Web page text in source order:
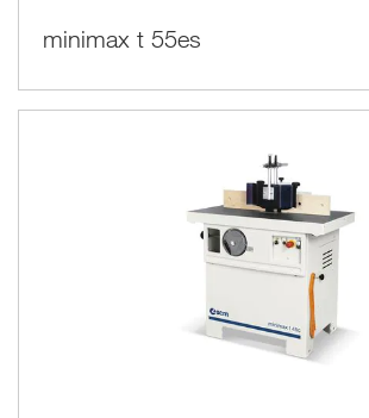
minimax t 55es